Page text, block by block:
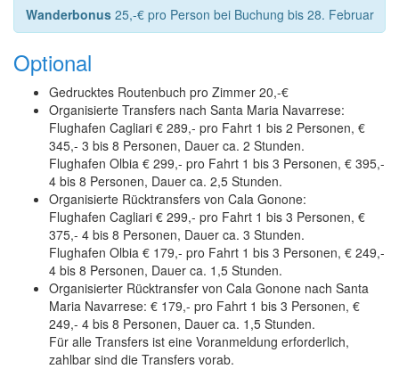
Wanderbonus 25,-€ pro Person bei Buchung bis 28. Februar
Optional
Gedrucktes Routenbuch pro Zimmer 20,-€
Organisierte Transfers nach Santa Maria Navarrese:
Flughafen Cagliari € 289,- pro Fahrt 1 bis 2 Personen, €
345,- 3 bis 8 Personen, Dauer ca. 2 Stunden.
Flughafen Olbia € 299,- pro Fahrt 1 bis 3 Personen, € 395,-
4 bis 8 Personen, Dauer ca. 2,5 Stunden.
Organisierte Rücktransfers von Cala Gonone:
Flughafen Cagliari € 299,- pro Fahrt 1 bis 3 Personen, €
375,- 4 bis 8 Personen, Dauer ca. 3 Stunden.
Flughafen Olbia € 179,- pro Fahrt 1 bis 3 Personen, € 249,-
4 bis 8 Personen, Dauer ca. 1,5 Stunden.
Organisierter Rücktransfer von Cala Gonone nach Santa
Maria Navarrese: € 179,- pro Fahrt 1 bis 3 Personen, €
249,- 4 bis 8 Personen, Dauer ca. 1,5 Stunden.
Für alle Transfers ist eine Voranmeldung erforderlich,
zahlbar sind die Transfers vorab.